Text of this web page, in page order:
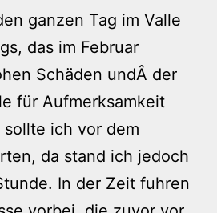
ganzen Tag im Valle
das im Februar
Schäden undÂ der
für Aufmerksamkeit
ich vor dem
da stand ich jedoch
In der Zeit fuhren